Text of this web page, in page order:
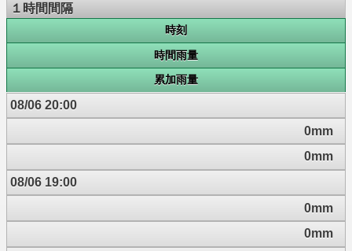
１時間間隔
時刻
時間雨量
累加雨量
08/06 20:00
0mm
0mm
08/06 19:00
0mm
0mm